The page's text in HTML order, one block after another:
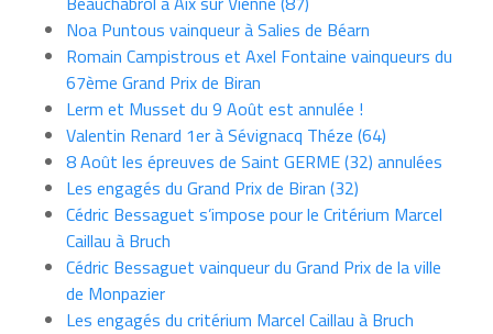
Noa Puntous vainqueur à Salies de Béarn
Romain Campistrous et Axel Fontaine vainqueurs du
67ème Grand Prix de Biran
Lerm et Musset du 9 Août est annulée !
Valentin Renard 1er à Sévignacq Théze (64)
8 Août les épreuves de Saint GERME (32) annulées
Les engagés du Grand Prix de Biran (32)
Cédric Bessaguet s’impose pour le Critérium Marcel
Caillau à Bruch
Cédric Bessaguet vainqueur du Grand Prix de la ville
de Monpazier
Les engagés du critérium Marcel Caillau à Bruch